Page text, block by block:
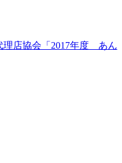
理店協会「2017年度 あん